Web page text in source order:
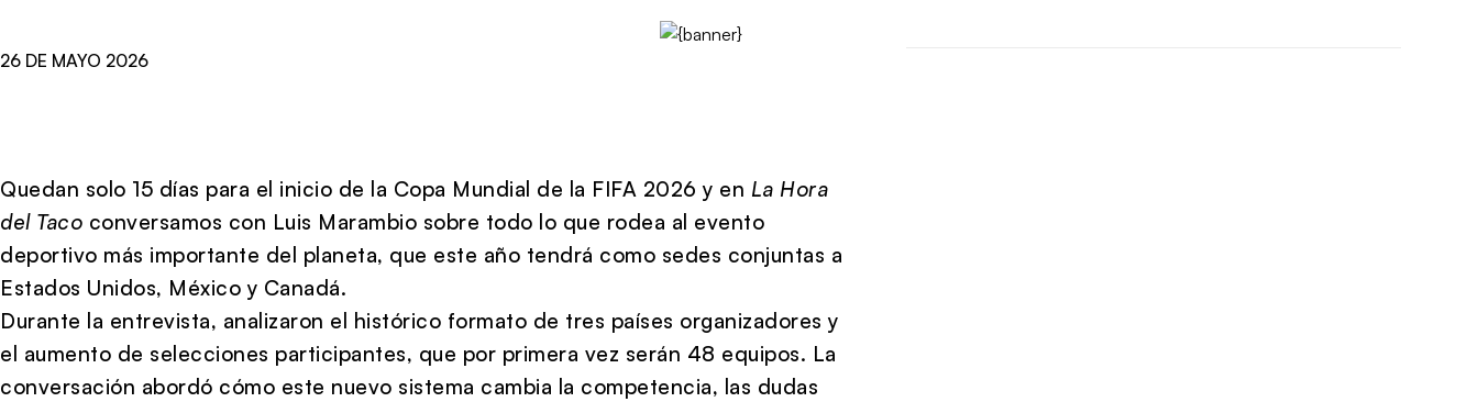
26 DE MAYO 2026
Quedan solo 15 días para el inicio de la Copa Mundial de la FIFA 2026 y en La Hora
del Taco conversamos con Luis Marambio sobre todo lo que rodea al evento
deportivo más importante del planeta, que este año tendrá como sedes conjuntas a
Estados Unidos, México y Canadá.
Durante la entrevista, analizaron el histórico formato de tres países organizadores y
el aumento de selecciones participantes, que por primera vez serán 48 equipos. La
conversación abordó cómo este nuevo sistema cambia la competencia, las dudas